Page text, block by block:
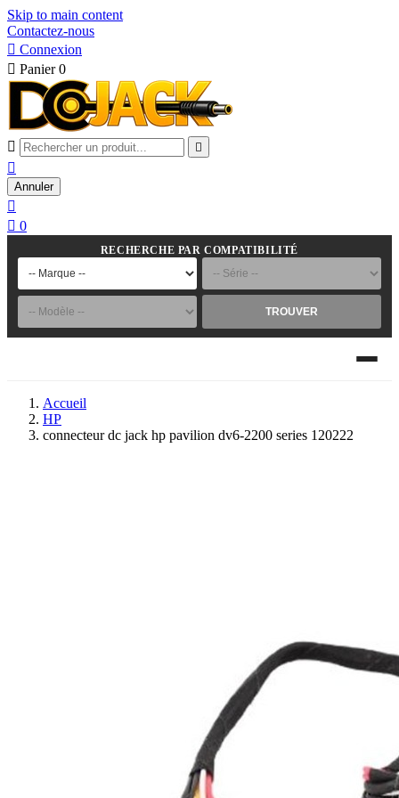
Skip to main content
Contactez-nous
 Connexion
 Panier 0
 

Annuler

 0
RECHERCHE PAR COMPATIBILITÉ
TROUVER
Accueil
HP
connecteur dc jack hp pavilion dv6-2200 series 120222